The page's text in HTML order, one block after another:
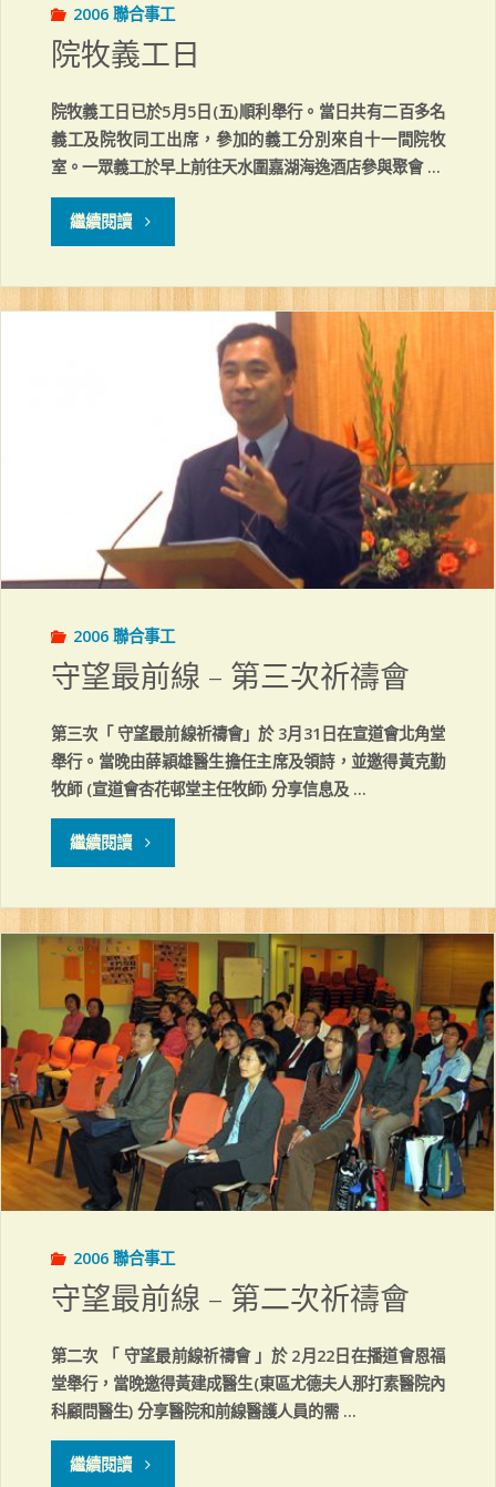
樂
會"
2006 聯合事工
院牧義工日
院牧義工日已於5月5日(五)順利舉行。當日共有二百多名
義工及院牧同工出席，參加的義工分別來自十一間院牧
室。一眾義工於早上前往天水圍嘉湖海逸酒店參與聚會 …
繼續閱讀"院
義
2006 聯合事工
守望最前線 – 第三次祈禱會
第三次「 守望最前線祈禱會」於 3月31日在宣道會北角堂
舉行。當晚由薛穎雄醫生擔任主席及領詩，並邀得黃克勤
牧師 (宣道會杏花邨堂主任牧師) 分享信息及 …
繼續閱讀"守
最
前
線
–
第
三
祈
禱
會"
2006 聯合事工
守望最前線 – 第二次祈禱會
第二次 「 守望最前線祈禱會 」於 2月22日在播道會恩福
堂舉行，當晚邀得黃建成醫生(東區尤德夫人那打素醫院內
科顧問醫生) 分享醫院和前線醫護人員的需 …
繼續閱讀"守